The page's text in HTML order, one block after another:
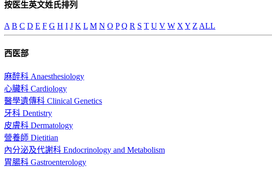
按医生英文姓氏排列
A B C D E F G H I J K L M N O P Q R S T U V W X Y Z ALL
西医部
麻醉科 Anaesthesiology
心臟科 Cardiology
醫學遺傳科 Clinical Genetics
牙科 Dentistry
皮膚科 Dermatology
營養師 Dietitian
內分泌及代謝科 Endocrinology and Metabolism
胃腸科 Gastroenterology